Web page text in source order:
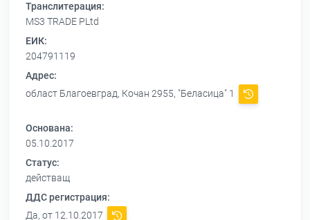
Транслитерация:
MS3 TRADE PLtd
ЕИК:
204791119
Адрес:
област Благоевград, Кочан 2955, "Беласица" 1
Основана:
05.10.2017
Статус:
действащ
ДДС регистрация:
Да, от 12.10.2017